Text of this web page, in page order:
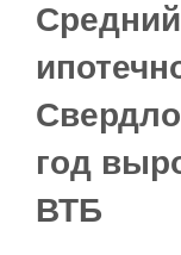
год
ВТБ